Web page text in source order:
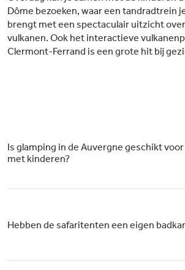
Dôme bezoeken, waar een tandradtrein
brengt met een spectaculair uitzicht
vulkanen. Ook het interactieve
Clermont-Ferrand is een grote hit bij
Is glamping in de Auvergne geschikt
met kinderen?
Hebben de safaritenten een eigen